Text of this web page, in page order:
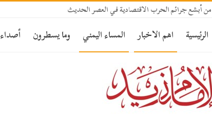
جرائم الحرب الاقتصادية في العصر الحديث
الرئيسية اهم الاخبار المساء اليمني وما يسطرون أصداء